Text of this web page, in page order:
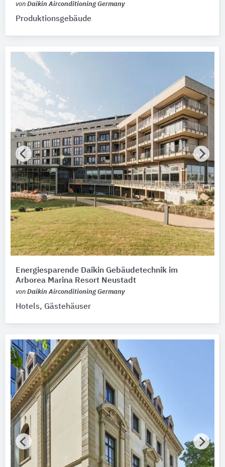
von Daikin Airconditioning Germany
Produktionsgebäude
Energiesparende Daikin Gebäudetechnik im
Arborea Marina Resort Neustadt
von Daikin Airconditioning Germany
Hotels, Gästehäuser